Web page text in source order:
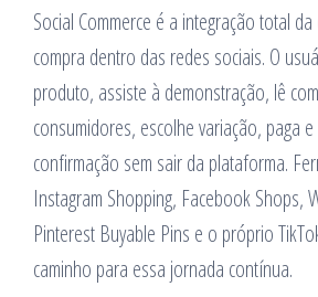
Social Commerce é a integração total
compra dentro das redes sociais. O
produto, assiste à demonstração, lê
consumidores, escolhe variação, paga
confirmação sem sair da plataforma.
Instagram Shopping, Facebook Shops,
Pinterest Buyable Pins e o próprio
caminho para essa jornada contínua.